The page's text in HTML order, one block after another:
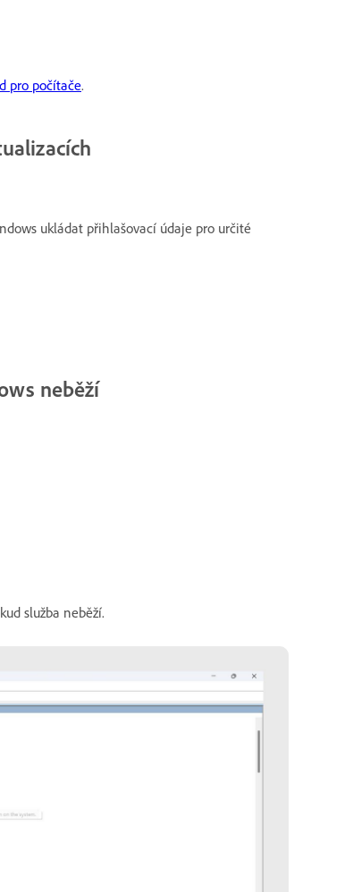
pro počítače.
ukládat přihlašovací údaje pro určité
neběží
služba neběží.